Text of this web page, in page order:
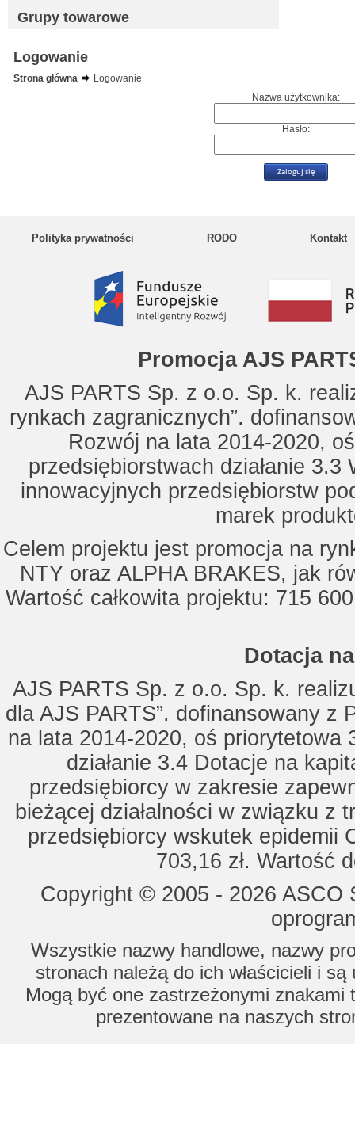
Grupy towarowe
Logowanie
Strona główna
Logowanie
Nazwa użytkownika:
Hasło:
Polityka prywatności RODO Kontakt
Promocja AJS
AJS PARTS Sp. z o.o. Sp. k.
rynkach zagranicznych”.
Rozwój na lata 2014-2020,
przedsiębiorstwach działanie
innowacyjnych przedsiębiorstw
marek
Celem projektu jest promocja na
NTY oraz ALPHA BRAKES, jak
Wartość całkowita projektu: 715
Dotacja
AJS PARTS Sp. z o.o. Sp. k.
dla AJS PARTS”. dofinansowany z
na lata 2014-2020, oś priorytetowa
działanie 3.4 Dotacje na
przedsiębiorcy w zakresie
bieżącej działalności w związku z
przedsiębiorcy wskutek epidemii
703,16 zł. Wartość
Copyright © 2005 - 2026
Wszystkie nazwy handlowe, nazwy
stronach należą do ich właścicieli i
Mogą być one zastrzeżonymi znakami
prezentowane na naszych